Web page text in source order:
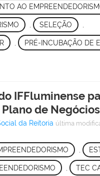
AO
SELEÇÃO
PRÉ-INCUBAÇÃO DE
IFFluminense
de Negócios
da Reitoria última
TEC